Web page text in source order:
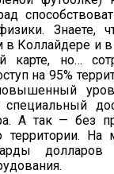
Знаете,
в Коллайдере и
карте, но…
на 95%
специальный
А так — без
территории. На